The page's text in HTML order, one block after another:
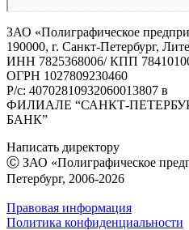
ЗАО «Полиграфическое
190000, г. Санкт-Петербург,
ИНН 7825368006/ КПП
ОГРН 1027809230460
Р/с: 40702810932060013807 в
ФИЛИАЛЕ “САНКТ-
БАНК”
Написать директору
Ⓒ ЗАО «Полиграфическое
Петербург, 2006-2026
Правовая информация
Политика конфиденциальности